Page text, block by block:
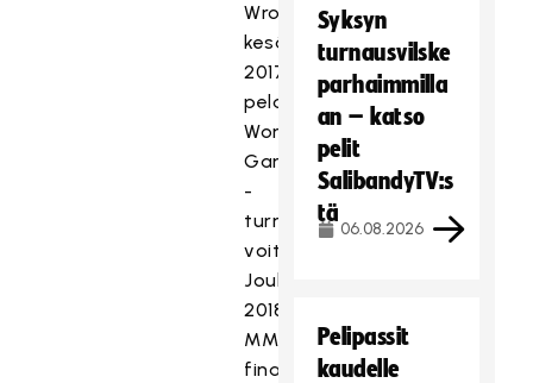
Wroclawissa
kesällä
2017
pelatun
World
Games
-
turnauksen
voitto.
Joulukuun
2018
MM-
finaalissa
Syksyn
turnausvilske
parhaimmilla
an – katso
pelit
SalibandyTV:s
tä
06.08.2026
Pelipassit
kaudelle